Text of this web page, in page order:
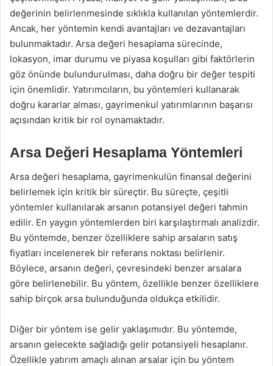
değerinin belirlenmesinde sıklıkla kullanılan yöntemlerdir.
Ancak, her yöntemin kendi avantajları ve dezavantajları
bulunmaktadır. Arsa değeri hesaplama sürecinde,
lokasyon, imar durumu ve piyasa koşulları gibi faktörlerin
göz önünde bulundurulması, daha doğru bir değer tespiti
için önemlidir. Yatırımcıların, bu yöntemleri kullanarak
doğru kararlar alması, gayrimenkul yatırımlarının başarısı
açısından kritik bir rol oynamaktadır.
Arsa Değeri Hesaplama Yöntemleri
Arsa değeri hesaplama, gayrimenkulün finansal değerini
belirlemek için kritik bir süreçtir. Bu süreçte, çeşitli
yöntemler kullanılarak arsanın potansiyel değeri tahmin
edilir. En yaygın yöntemlerden biri karşılaştırmalı analizdir.
Bu yöntemde, benzer özelliklere sahip arsaların satış
fiyatları incelenerek bir referans noktası belirlenir.
Böylece, arsanın değeri, çevresindeki benzer arsalara
göre belirlenebilir. Bu yöntem, özellikle benzer özelliklere
sahip birçok arsa bulunduğunda oldukça etkilidir.
Diğer bir yöntem ise gelir yaklaşımıdır. Bu yöntemde,
arsanın gelecekte sağladığı gelir potansiyeli hesaplanır.
Özellikle yatırım amaçlı alınan arsalar için bu yöntem